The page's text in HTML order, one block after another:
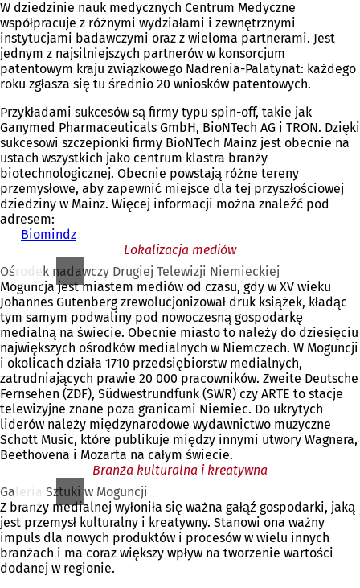
W dziedzinie nauk medycznych Centrum Medyczne
współpracuje z różnymi wydziałami i zewnętrznymi
instytucjami badawczymi oraz z wieloma partnerami. Jest
jednym z najsilniejszych partnerów w konsorcjum
patentowym kraju związkowego Nadrenia-Palatynat: każdego
roku zgłasza się tu średnio 20 wniosków patentowych.
Przykładami sukcesów są firmy typu spin-off, takie jak
Ganymed Pharmaceuticals GmbH, BioNTech AG i TRON. Dzięki
sukcesowi szczepionki firmy BioNTech Mainz jest obecnie na
ustach wszystkich jako centrum klastra branży
biotechnologicznej. Obecnie powstają różne tereny
przemysłowe, aby zapewnić miejsce dla tej przyszłościowej
dziedziny w Mainz. Więcej informacji można znaleźć pod
adresem:
Biomindz(
t
w
i
e
r
a
s
i
ę
w
n
o
w
e
j
k
a
r
c
i
e
Lokalizacja mediów
Ośrodek nadawczy Drugiej Telewizji Niemieckiej
Moguncja jest miastem mediów od czasu, gdy w XV wieku
Johannes Gutenberg zrewolucjonizował druk książek, kładąc
tym samym podwaliny pod nowoczesną gospodarkę
medialną na świecie. Obecnie miasto to należy do dziesięciu
największych ośrodków medialnych w Niemczech. W Moguncji
i okolicach działa 1710 przedsiębiorstw medialnych,
zatrudniających prawie 20 000 pracowników. Zweite Deutsche
Fernsehen (ZDF), Südwestrundfunk (SWR) czy ARTE to stacje
telewizyjne znane poza granicami Niemiec. Do ukrytych
liderów należy międzynarodowe wydawnictwo muzyczne
Schott Music, które publikuje między innymi utwory Wagnera,
Beethovena i Mozarta na całym świecie.
Branża kulturalna i kreatywna
Galeria Sztuki w Moguncji
Z branży medialnej wyłoniła się ważna gałąź gospodarki, jaką
jest przemysł kulturalny i kreatywny. Stanowi ona ważny
impuls dla nowych produktów i procesów w wielu innych
branżach i ma coraz większy wpływ na tworzenie wartości
dodanej w regionie.